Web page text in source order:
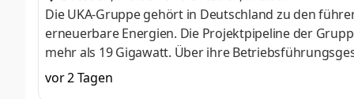
Geschäftsentwicklung und Projektentw
Die UKA-Gruppe gehört in Deutschland zu den
erneuerbare Energien. Die Projektpipeline der
mehr als 19 Gigawatt. Über ihre
hinaus die Betriebsführung für Wind- und PV-Parks.
Umsetzung der Energiewende arbeiten. Hierfür
vor 2 Tagen